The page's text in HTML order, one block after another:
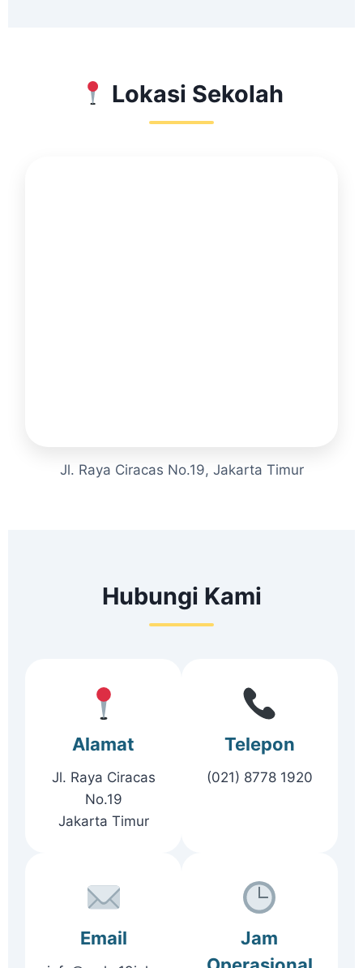
Lokasi Sekolah
Jl. Raya Ciracas No.19, Jakarta Timur
Hubungi Kami
Alamat
Jl. Raya Ciracas
No.19
Jakarta Timur
Telepon
(021) 8778 1920
Email
Jam